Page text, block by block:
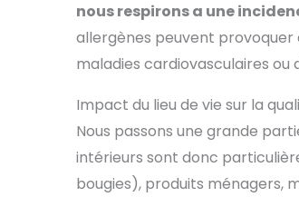
nous respirons a une
allergènes peuvent provoquer
maladies cardiovasculaires ou
Impact du lieu de vie sur la
Nous passons une grande
intérieurs sont donc
bougies), produits ménagers,